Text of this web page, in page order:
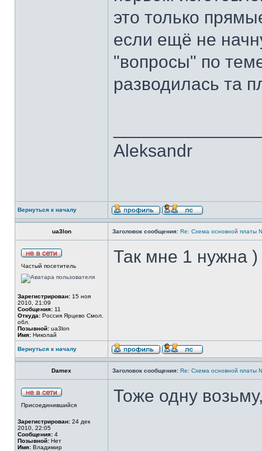
это только
если ещё не
"вопросы" по
разводилась та
Aleksandr
Вернуться к началу
ua3lon Заголовок сообщения: Re: Cхема основной платы
Частый посетитель
Зарегистрирован: 15 ноя
2010, 21:09
Сообщения: 11
Откуда: Россия Ярцево Смол.
обл.
Позывной: ua3lon
Имя: Николай
Так мне 1 нужна )
Вернуться к началу
Damex Заголовок сообщения: Re: Cхема основной платы
Присоединившийся
Зарегистрирован: 24 дек
2010, 22:05
Сообщения: 4
Позывной: Нет
Имя: Владимир
Тоже одну